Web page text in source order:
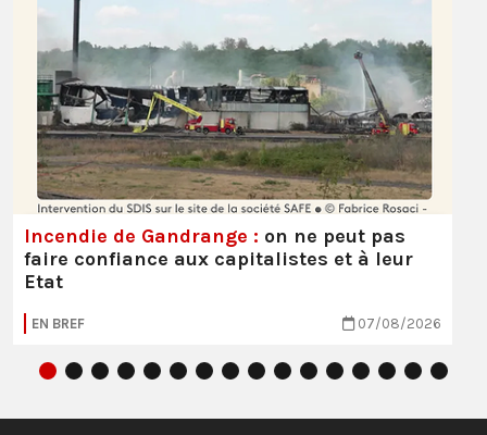
Incendie de Gandrange : on ne peut pas
faire confiance aux capitalistes et à leur
Etat
EN BREF 07/08/2026